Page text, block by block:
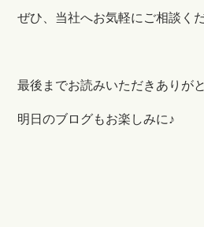
ぜひ、当社へお気軽にご相談くだ
最後までお読みいただきありが
明日のブログもお楽しみに♪